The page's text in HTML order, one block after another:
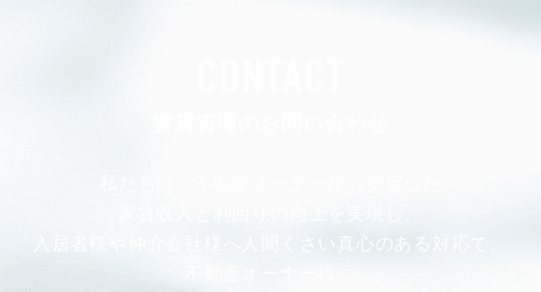
入居者様や仲介会社様へ人間くさい真心のある対応で、